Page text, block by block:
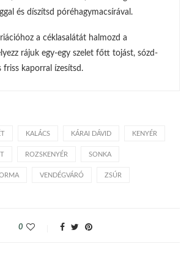
és díszítsd póréhagymacsírával.
a céklasalátát halmozd a
rájuk egy-egy szelet főtt tojást, sózd-
friss kaporral ízesítsd.
KALÁCS KÁRAI DÁVID KENYÉR
ROZSKENYÉR SONKA
VENDÉGVÁRÓ ZSÚR
0